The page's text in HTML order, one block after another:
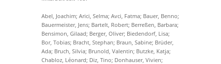
Abel, Joachim; Arici, Selma; Avci, Fatma; Bauer, Benno;
Bauermeister, Jens; Bartelt, Robert; Berreßen, Barbara;
Bensimon, Gilaad; Berger, Oliver; Biedendorf, Lisa;
Bor, Tobias; Bracht, Stephan; Braun, Sabine; Brüder,
Ada; Bruch, Silvia; Brunold, Valentin; Butzke, Katja;
Chabloz, Léonard; Diz, Tino; Donhauser, Vivien;